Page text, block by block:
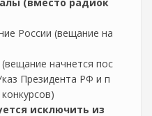
России (вещание на
начнется пос
Президента РФ и п
исключить из